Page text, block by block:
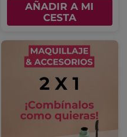
AÑADIR A MI
CESTA